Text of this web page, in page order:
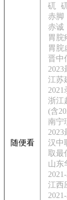
随便看
矹
赤脚
赤诚
胃脘
胃脘
晋中
2023
江苏
浙江
(含
南宁
2023
汉中
取最
山东
江西